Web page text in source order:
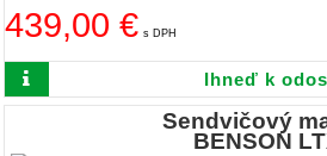
439,00 € s DPH
Ihneď k
Sendvičový
BENSON